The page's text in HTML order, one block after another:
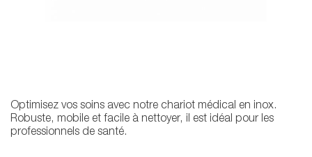
Optimisez vos soins avec notre chariot médical en inox.
Robuste, mobile et facile à nettoyer, il est idéal pour les
professionnels de santé.